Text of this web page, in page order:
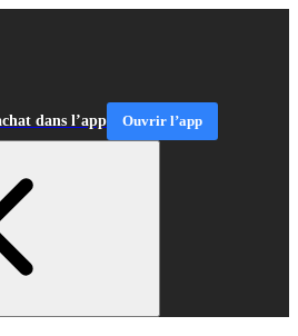
dans l’app Ouvrir l’app